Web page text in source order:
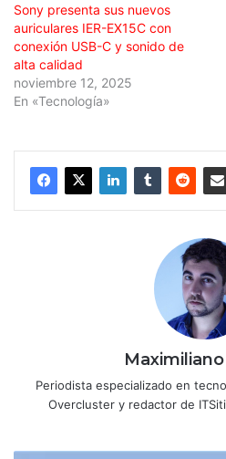
Sony presenta sus nuevos
auriculares IER-EX15C con
conexión USB-C y sonido de
alta calidad
noviembre 12, 2025
En «Tecnología»
Periodista especializado en
Overcluster y redactor de